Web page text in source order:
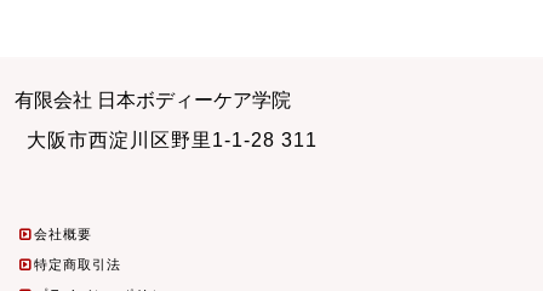
有限会社 日本ボディーケア学院
大阪市西淀川区野里1-1-28 311
会社概要
特定商取引法